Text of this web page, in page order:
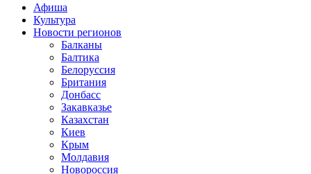
Афиша
Культура
Новости регионов
Балканы
Балтика
Белоруссия
Британия
Донбасс
Закавказье
Казахстан
Киев
Крым
Молдавия
Новороссия